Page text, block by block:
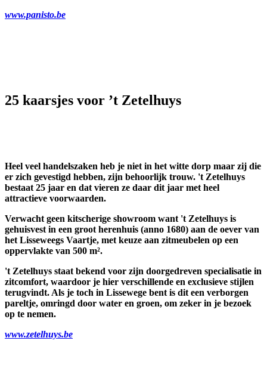
www.panisto.be
25 kaarsjes voor ’t Zetelhuys
Heel veel handelszaken heb je niet in het witte dorp maar zij die
er zich gevestigd hebben, zijn behoorlijk trouw. 't Zetelhuys
bestaat 25 jaar en dat vieren ze daar dit jaar met heel
attractieve voorwaarden.
Verwacht geen kitscherige showroom want 't Zetelhuys is
gehuisvest in een groot herenhuis (anno 1680) aan de oever van
het Lisseweegs Vaartje, met keuze aan zitmeubelen op een
oppervlakte van 500 m².
't Zetelhuys staat bekend voor zijn doorgedreven specialisatie in
zitcomfort, waardoor je hier verschillende en exclusieve stijlen
terugvindt. Als je toch in Lissewege bent is dit een verborgen
pareltje, omringd door water en groen, om zeker in je bezoek
op te nemen.
www.zetelhuys.be